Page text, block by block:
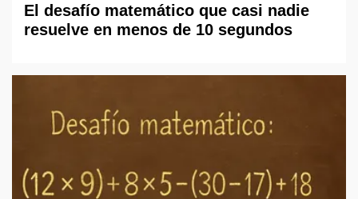
El desafío matemático que casi nadie
resuelve en menos de 10 segundos